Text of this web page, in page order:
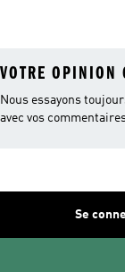
VOTRE OPINION
Nous essayons
avec vos
Se